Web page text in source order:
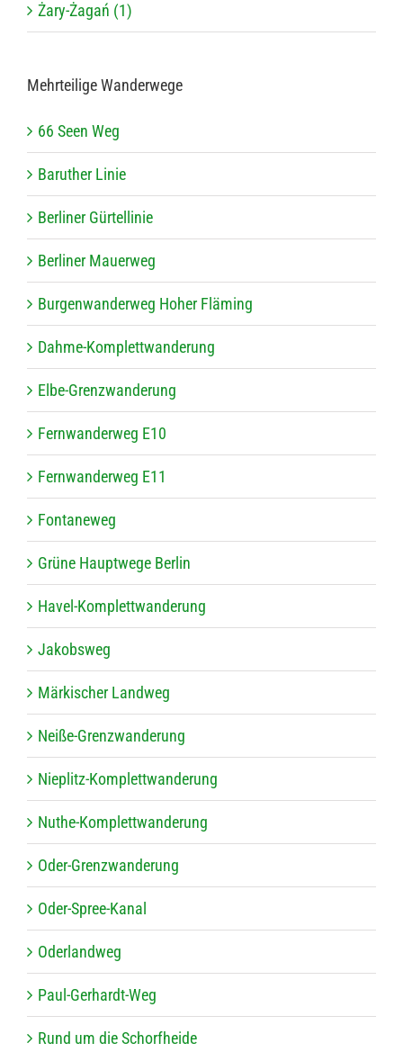
Żary-Żagań (1)
Mehr­tei­lige Wanderwege
66 Seen Weg
Baru­ther Linie
Ber­li­ner Gürtellinie
Ber­li­ner Mauerweg
Bur­gen­wan­der­weg Hoher Fläming
Dahme-Kom­plett­wan­de­rung
Elbe-Grenz­wan­de­rung
Fern­wan­der­weg E10
Fern­wan­der­weg E11
Fon­ta­ne­weg
Grüne Haupt­wege Berlin
Havel-Kom­plett­wan­de­rung
Jakobs­weg
Mär­ki­scher Landweg
Neiße-Grenz­wan­de­rung
Nie­plitz-Kom­plett­wan­de­rung
Nuthe-Kom­plett­wan­de­rung
Oder-Grenz­wan­de­rung
Oder-Spree-Kanal
Oder­land­weg
Paul-Ger­hardt-Weg
Rund um die Schorfheide